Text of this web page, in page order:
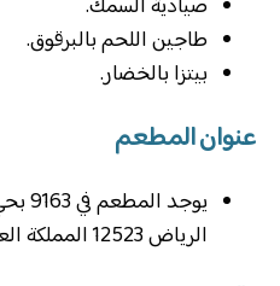
طاجين اللحم بالبرقوق.
بيتزا بالخضار.
عنوان المطعم
الرياض 12523 المملكة العربية السعودية.